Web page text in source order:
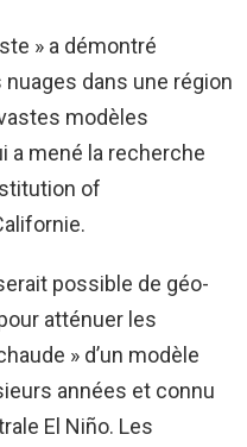
» a démontré
​​dans une région
modèles
a mené la recherche
of
possible de géo-
atténuer les
» d’un modèle
années et connu
El Niño. Les